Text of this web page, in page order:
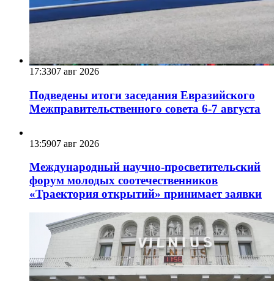
17:3307 авг 2026
Подведены итоги заседания Евразийского
Межправительственного совета 6-7 августа
13:5907 авг 2026
Международный научно-просветительский
форум молодых соотечественников
«Траектория открытий» принимает заявки